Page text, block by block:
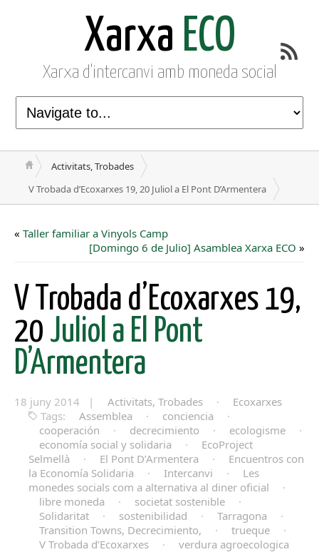
Xarxa ECO
Xarxa d'intercanvi amb moneda social
Activitats, Trobades
V Trobada d’Ecoxarxes 19, 20 Juliol a El Pont D’Armentera
« Taller familiar a Vinyols Camp
[Domingo 6 de Julio] Asamblea Xarxa ECO »
V Trobada d’Ecoxarxes 19,
20 Juliol a El Pont
D’Armentera
18 juny 2014 | Activitats, Trobades ·
Ecoxarxes
Tags:
Assemblea · conciencia
·
cooperación
· decrecimiento · ecologisme
·
economía social y solidaria
·
EcoProject
Selmellà
· El Pont D’Armentera ·
Encuentros con
la Economía Solidaria
· Intercanvi ·
Les
monedes socials com a alternativa al diner oficial
·
libre moneda
· societat sostenible
·
Solidaritat
· sostenibilidad · Tarragona
·
Transition Towns, Decrecimiento,
· trueque
·
V Trobada d’Ecoxarxes
· verdura agroecologica